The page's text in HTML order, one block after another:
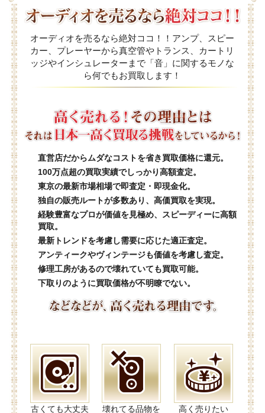
オーディオを売るなら絶対ココ！！アンプ、スピー
カー、プレーヤーから真空管やトランス、カートリ
ッジやインシュレーターまで「音」に関するモノな
ら何でもお買取します！
直営店だからムダなコストを省き買取価格に還元。
100万点超の買取実績でしっかり高額査定。
東京の最新市場相場で即査定・即現金化。
独自の販売ルートが多数あり、高価買取を実現。
経験豊富なプロが価値を見極め、スピーディーに高額
買取。
最新トレンドを考慮し需要に応じた適正査定。
アンティークやヴィンテージも価値を考慮し査定。
修理工房があるので壊れていても買取可能。
下取りのように買取価格が不明瞭でない。
古くても大丈夫
壊れてる品物を
高く売りたい